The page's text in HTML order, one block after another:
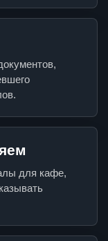
для кафе,